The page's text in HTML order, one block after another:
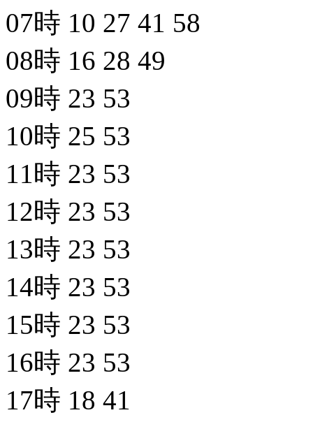
07時 10 27 41 58
08時 16 28 49
09時 23 53
10時 25 53
11時 23 53
12時 23 53
13時 23 53
14時 23 53
15時 23 53
16時 23 53
17時 18 41